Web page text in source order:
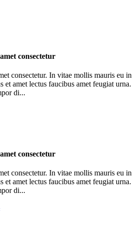
consectetur
consectetur. In vitae mollis mauris eu in
et amet lectus faucibus amet feugiat urna.
di...
consectetur
consectetur. In vitae mollis mauris eu in
et amet lectus faucibus amet feugiat urna.
di...